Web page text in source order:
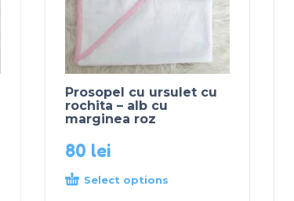
Prosopel cu ursulet cu
rochita – alb cu
marginea roz
80 lei
Select options